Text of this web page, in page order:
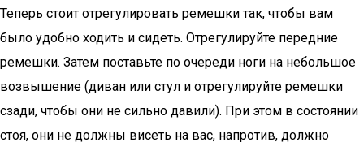
Теперь стоит отрегулировать ремешки так, чтобы вам
было удобно ходить и сидеть. Отрегулируйте передние
ремешки. Затем поставьте по очереди ноги на небольшое
возвышение (диван или стул и отрегулируйте ремешки
сзади, чтобы они не сильно давили). При этом в состоянии
стоя, они не должны висеть на вас, напротив, должно